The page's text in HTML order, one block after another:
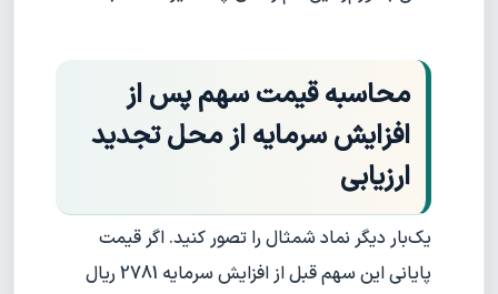
محاسبه قیمت سهم پس از
افزایش سرمایه از محل تجدید
ارزیابی
یک‌بار دیگر نماد شمثال را تصور کنید. اگر قیمت
پایانی این سهم قبل از افزایش سرمایه 2781 ریال